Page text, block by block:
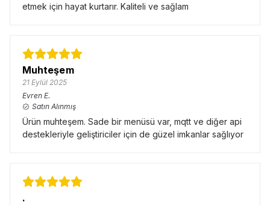
etmek için hayat kurtarır. Kaliteli ve sağlam
Muhteşem
21 Eylül 2025
Evren E.
Satın Alınmış
Ürün muhteşem. Sade bir menüsü var, mqtt ve diğer api
destekleriyle geliştiriciler için de güzel imkanlar sağlıyor
.